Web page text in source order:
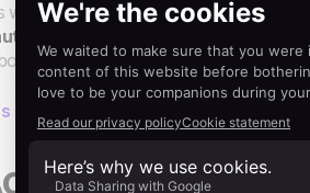
widgets personnalisés vous permettent
sources directement dans
et un autre encore plus puissant à
d'informations ici